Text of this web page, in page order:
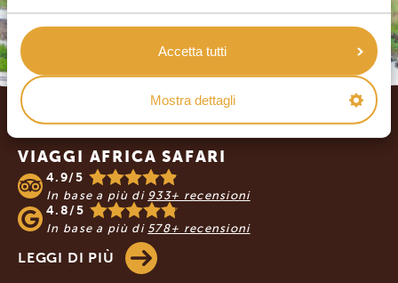
Accetta tutti
Mostra dettagli
Footer
I NOSTRI CLIENTI RACCOMANDANO
VIAGGI AFRICA SAFARI
4.9/5
In base a più di 933+ recensioni
4.8/5
In base a più di 578+ recensioni
LEGGI DI PIÙ